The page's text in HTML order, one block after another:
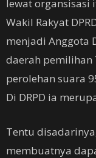
lewat
Wakil Rakyat
menjadi Anggota
daerah
perolehan suara
Di DRPD ia
Tentu
membuatnya